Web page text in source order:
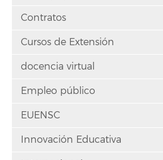
Contratos
Cursos de Extensión
docencia virtual
Empleo público
EUENSC
Innovación Educativa